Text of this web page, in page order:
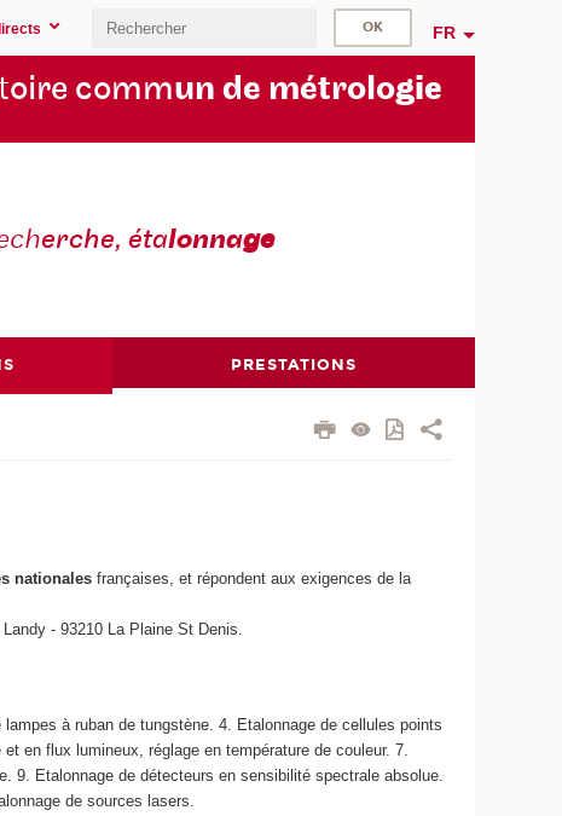
FR
oire commun de métrologie
erche, étalonnage
PRESTATIONS
nationales françaises, et répondent aux exigences de la
- 93210 La Plaine St Denis.
à ruban de tungstène. 4. Etalonnage de cellules points
en flux lumineux, réglage en température de couleur. 7.
9. Etalonnage de détecteurs en sensibilité spectrale absolue.
de sources lasers.